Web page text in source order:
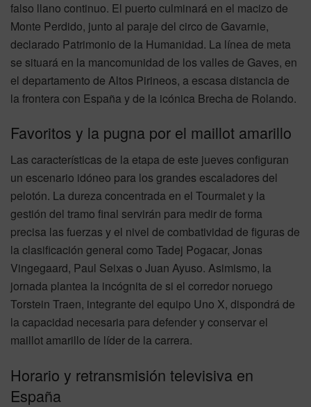
falso llano continuo. El puerto culminará en el macizo de
Monte Perdido, junto al paraje del circo de Gavarnie,
declarado Patrimonio de la Humanidad. La línea de meta
se situará en la mancomunidad de los valles de Gaves, en
el departamento de Altos Pirineos, a escasa distancia de
la frontera con España y de la icónica Brecha de Rolando.
Favoritos y la pugna por el maillot amarillo
Las características de la etapa de este jueves configuran
un escenario idóneo para los grandes escaladores del
pelotón. La dureza concentrada en el Tourmalet y la
gestión del tramo final servirán para medir de forma
precisa las fuerzas y el nivel de combatividad de figuras de
la clasificación general como Tadej Pogacar, Jonas
Vingegaard, Paul Seixas o Juan Ayuso. Asimismo, la
jornada plantea la incógnita de si el corredor noruego
Torstein Traen, integrante del equipo Uno X, dispondrá de
la capacidad necesaria para defender y conservar el
maillot amarillo de líder de la carrera.
Horario y retransmisión televisiva en
España